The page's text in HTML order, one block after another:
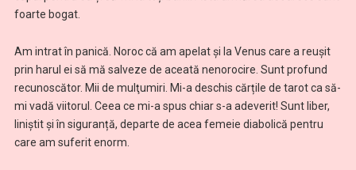
foarte bogat.
Am intrat în panică. Noroc că am apelat şi la Venus care a reuşit
prin harul ei să mă salveze de aceată nenorocire. Sunt profund
recunoscător. Mii de mulţumiri. Mi-a deschis cărțile de tarot ca să-
mi vadă viitorul. Ceea ce mi-a spus chiar s-a adeverit! Sunt liber,
liniștit și în siguranță, departe de acea femeie diabolică pentru
care am suferit enorm.